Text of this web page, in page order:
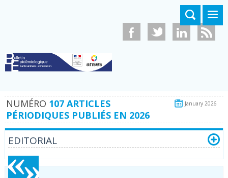
January 2026
NUMÉRO 107 ARTICLES
PÉRIODIQUES PUBLIÉS EN 2026
EDITORIAL